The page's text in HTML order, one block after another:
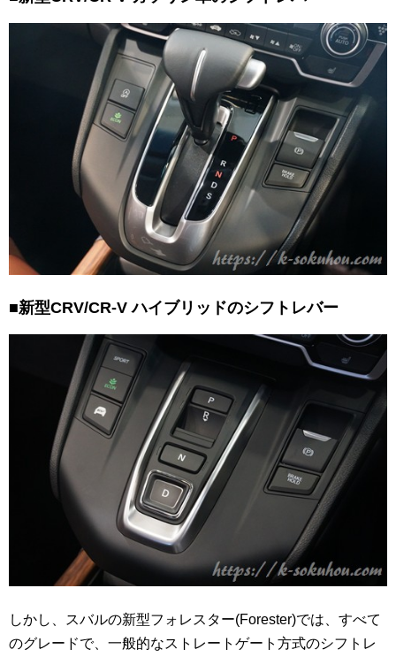
■新型CRV/CR-V ハイブリッドのシフトレバー
しかし、スバルの新型フォレスター(Forester)では、すべて
のグレードで、一般的なストレートゲート方式のシフトレ